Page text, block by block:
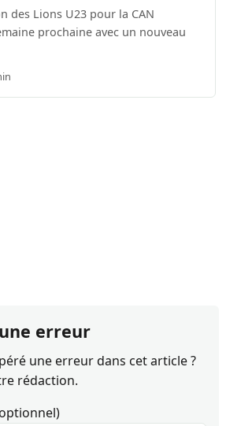
des Lions U23 pour la CAN
prochaine avec un nouveau
erreur
une erreur dans cet article ?
rédaction.